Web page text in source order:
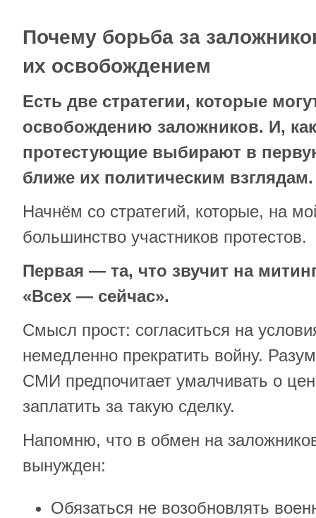
Почему борьба за
их освобождением
Есть две стратегии, которые
освобождению заложников. И,
протестующие выбирают в
ближе их политическим взглядам.
Начнём со стратегий, которые, на
большинство участников протестов.
Первая — та, что звучит на
«Всех — сейчас».
Смысл прост: согласиться на
немедленно прекратить войну.
СМИ предпочитает умалчивать о
заплатить за такую сделку.
Напомню, что в обмен на
вынужден:
Обязаться не возобновлять